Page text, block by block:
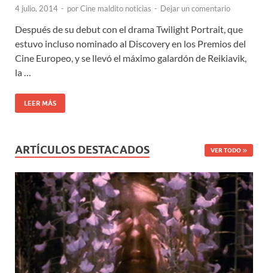
4 julio, 2014 - porCine maldito noticias - Dejar un comentario
Después de su debut con el drama Twilight Portrait, que
estuvo incluso nominado al Discovery en los Premios del
Cine Europeo, y se llevó el máximo galardón de Reikiavik,
la …
LEER MÁS
ARTÍCULOS DESTACADOS VER TODO